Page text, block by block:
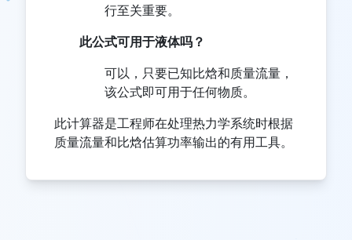
行至关重要。
此公式可用于液体吗？
可以，只要已知比焓和质量流量，
该公式即可用于任何物质。
此计算器是工程师在处理热力学系统时根据
质量流量和比焓估算功率输出的有用工具。